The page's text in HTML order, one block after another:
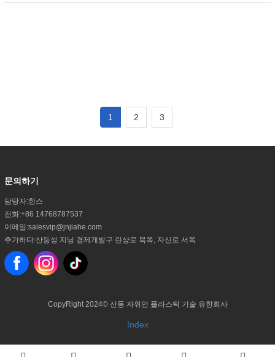
고 있다”는 옛말은 사회와 직장에서 여성의
제작 공장으로
1 2 3
문의하기
담당자:한스
전화:+86 14768787537
이메일:salesvip@jnjiahe.com
추가하다:산둥성 지닝 경제개발구 린샹로 북쪽, 자신로 서쪽
CopyRight 2024© 산둥 자위안 플라스틱 기술 유한회사
Index